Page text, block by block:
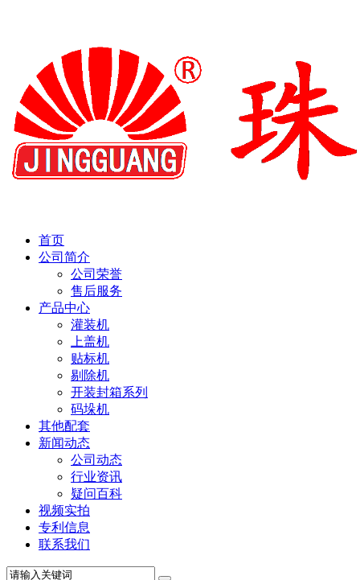
首页
公司简介
公司荣誉
售后服务
产品中心
灌装机
上盖机
贴标机
剔除机
开装封箱系列
码垛机
其他配套
新闻动态
公司动态
行业资讯
疑问百科
视频实拍
专利信息
联系我们